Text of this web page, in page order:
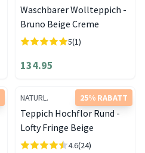
Waschbarer Wollteppich -
Bruno Beige Creme
5(1)
134.95
25% RABATT
NATURL.
Teppich Hochflor Rund -
Lofty Fringe Beige
4.6(24)